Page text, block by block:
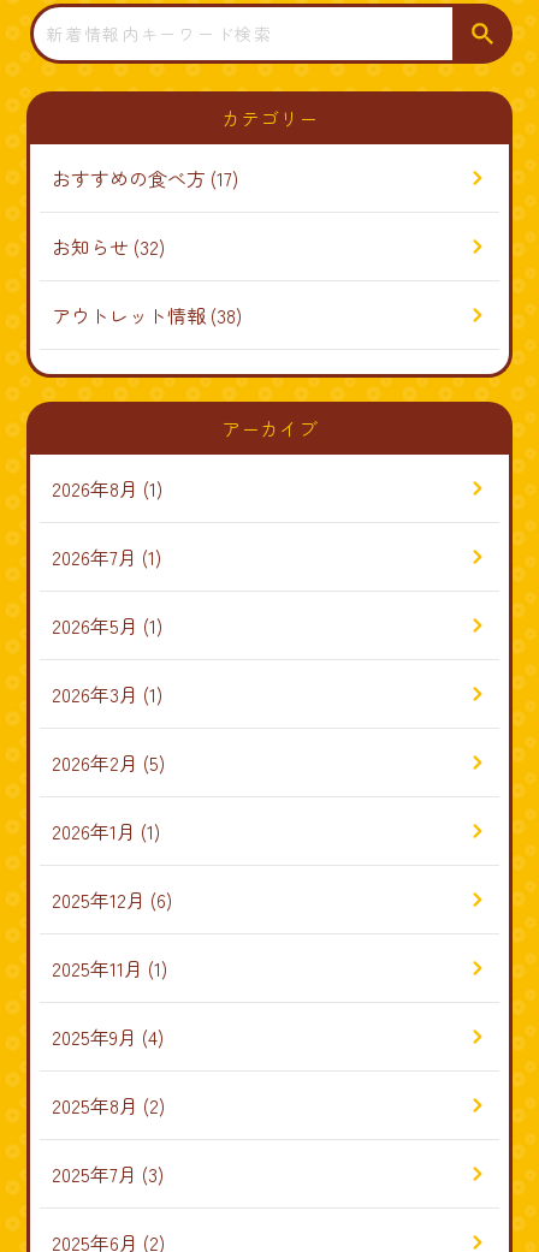
検
索
カテゴリー
おすすめの食べ方 (17)
お知らせ (32)
アウトレット情報 (38)
アーカイブ
2026年8月 (1)
2026年7月 (1)
2026年5月 (1)
2026年3月 (1)
2026年2月 (5)
2026年1月 (1)
2025年12月 (6)
2025年11月 (1)
2025年9月 (4)
2025年8月 (2)
2025年7月 (3)
2025年6月 (2)